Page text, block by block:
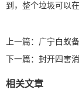
到，整个垃圾可以
上一篇： 广宁白蚁
下一篇： 封开四害
相关文章